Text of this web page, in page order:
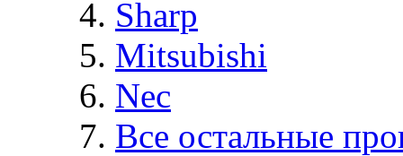
Sharp
Mitsubishi
Nec
Все остальные